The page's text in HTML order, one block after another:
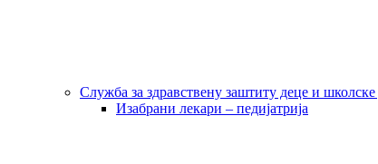
Служба за здравствену заштиту деце и школске
Изабрани лекари – педијатрија